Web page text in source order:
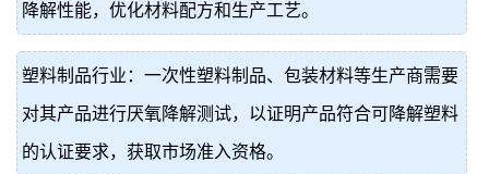
降解性能，优化材料配方和生产工艺。
塑料制品行业：一次性塑料制品、包装材料等生产商需要
对其产品进行厌氧降解测试，以证明产品符合可降解塑料
的认证要求，获取市场准入资格。